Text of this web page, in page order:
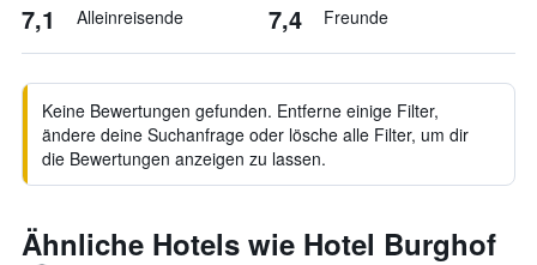
7,1 Alleinreisende 7,4 Freunde
Keine Bewertungen gefunden. Entferne einige Filter,
ändere deine Suchanfrage oder lösche alle Filter, um dir
die Bewertungen anzeigen zu lassen.
Ähnliche Hotels wie Hotel Burghof